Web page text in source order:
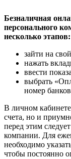
Безналичная
персонального
несколько этапов:
зайти на
нажать
ввести
выбрать
номер
В личном кабинете
счета, но и
перед этим
компании. Для
необходимо
чтобы постоянно